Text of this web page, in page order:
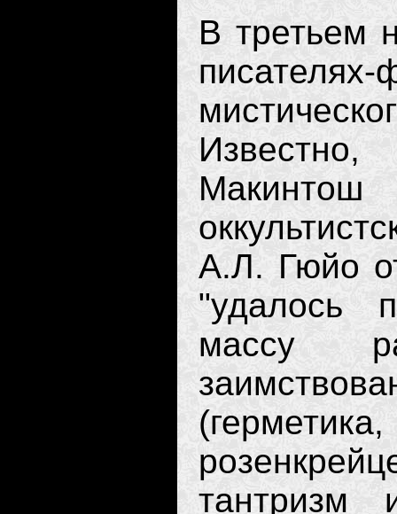
В третьем
А.Л. Гюйо
"удалось
массу